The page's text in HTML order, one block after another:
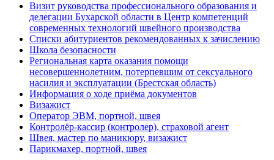
Визит руководства профессионального образования и
делегации Бухарской области в Центр компетенций
современных технологий швейного производства
Списки абитуриентов рекомендованных к зачислению
Школа безопасности
Региональная карта оказания помощи
несовершеннолетним, потерпевшим от сексуального
насилия и эксплуатации (Брестская область)
Информация о ходе приёма документов
Визажист
Оператор ЭВМ, портной, швея
Контролёр-кассир (контролер), страховой агент
Швея, мастер по маникюру, визажист
Парикмахер, портной, швея